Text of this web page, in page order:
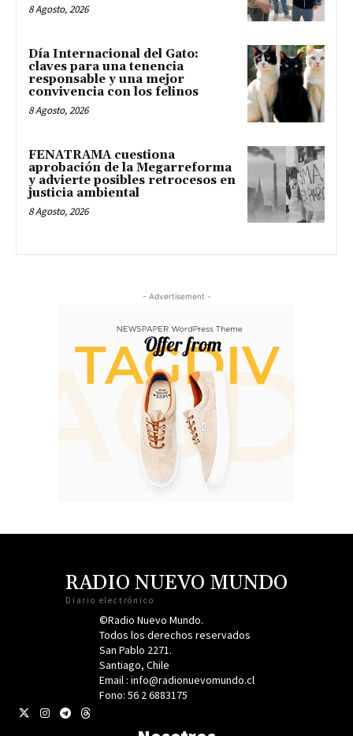
8 Agosto, 2026
Día Internacional del Gato:
claves para una tenencia
responsable y una mejor
convivencia con los felinos
8 Agosto, 2026
FENATRAMA cuestiona
aprobación de la Megarreforma
y advierte posibles retrocesos en
justicia ambiental
8 Agosto, 2026
- Advertisement -
RADIO NUEVO MUNDO
Diario electrónico
©Radio Nuevo Mundo.
Todos los derechos reservados
San Pablo 2271.
Santiago, Chile
Email : info@radionuevomundo.cl
Fono: 56 2 6883175